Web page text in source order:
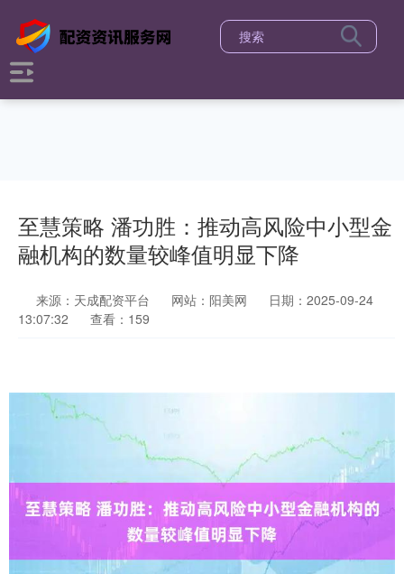
至慧策略 潘功胜：推动高风险中小型金
融机构的数量较峰值明显下降
来源：天成配资平台 网站：阳美网
日期：2025-09-24
13:07:32
查看：159